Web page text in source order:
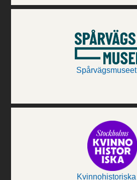
Spårvägsmuseet
Kvinnohistoriska